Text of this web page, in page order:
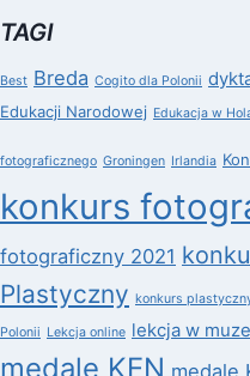
TAGI
Best Breda Cogito dla Polonii
Edukacji Narodowej Edukacja w
fotograficznego Groningen Irlandia
konkurs
fotograficzny 2021
Plastyczny konkurs
Polonii Lekcja online lekcja w
medale KEN medale